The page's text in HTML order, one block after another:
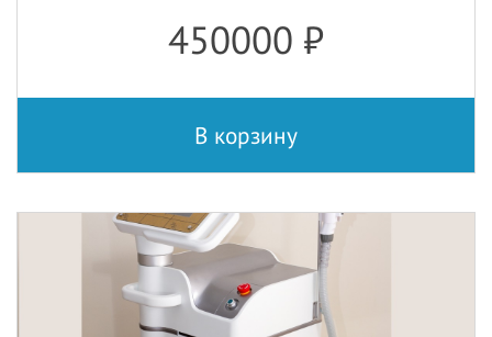
450000 ₽
В корзину